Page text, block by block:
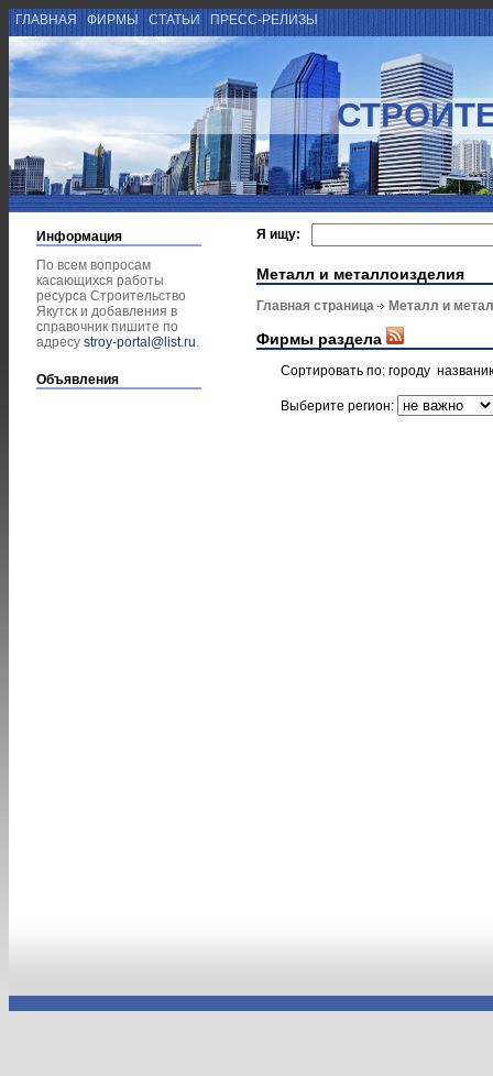
ГЛАВНАЯ ФИРМЫ СТАТЬИ ПРЕСС-РЕЛИЗЫ
Информация
По всем вопросам
касающихся работы
ресурса Строительство
Якутск и добавления в
справочник пишите по
адресу stroy-portal@list.ru.
Объявления
Я ищу:
Металл и металлоизделия
Главная страница Металл и
Фирмы раздела
Сортировать по: городу
Выберите регион: